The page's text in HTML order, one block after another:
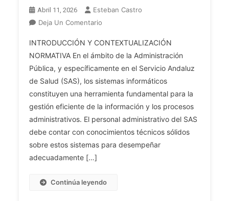
Abril 11, 2026
Esteban Castro
Deja Un Comentario
Tema
45.
Los
Sistemas
Informáticos:
Conceptos
Básicos,
Estructura,
Clasificación,
Codificación
INTRODUCCIÓN Y CONTEXTUALIZACIÓN
NORMATIVA En el ámbito de la Administración
Pública, y específicamente en el Servicio Andaluz
de Salud (SAS), los sistemas informáticos
constituyen una herramienta fundamental para la
gestión eficiente de la información y los procesos
administrativos. El personal administrativo del SAS
debe contar con conocimientos técnicos sólidos
sobre estos sistemas para desempeñar
adecuadamente […]
Continúa leyendo